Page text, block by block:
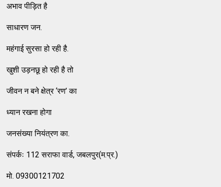
अभाव पीड़ित है
साधारण जन.
महंगाई सुरसा हो रही है.
खुशी उड़नछू हो रही है तो
जीवन न बने क्षेत्र ‘रण’ का
ध्यान रखना होगा
जनसंख्या नियंत्रण का.
संपर्कः 112 सराफा वार्ड, जबलपुर(म.प्र.)
मो. 09300121702